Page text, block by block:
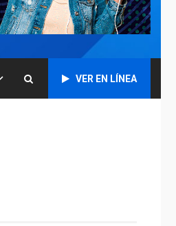
VER EN LÍNEA
LATINOAMÉRICA Y CARIBE
TITULARES
ÚLTIMA HORA
De la Espriella jura
Colombia